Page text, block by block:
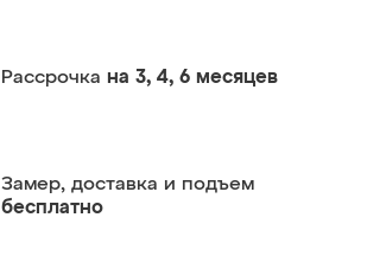
Рассрочка на 3, 4, 6 месяцев
Замер, доставка и подъем
бесплатно